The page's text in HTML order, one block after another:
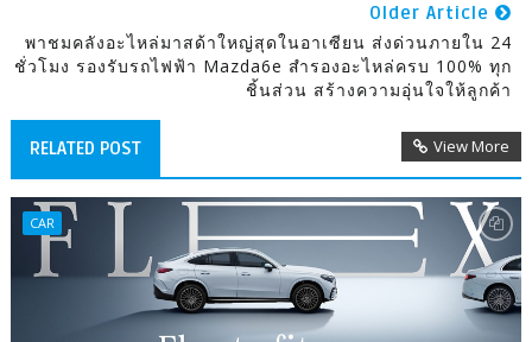
Older Article
พาชมคลังอะไหล่มาสด้าใหญ่สุดในอาเซียน ส่งด่วนภายใน 24
ชั่วโมง รองรับรถไฟฟ้า Mazda6e สำรองอะไหล่ครบ 100% ทุก
ชิ้นส่วน สร้างความอุ่นใจให้ลูกค้า
RELATED POST View More
CAR